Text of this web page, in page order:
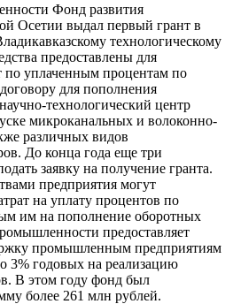
Фонд развития
Осетии выдал первый грант в
технологическому
предоставлены для
по уплаченным процентам по
для пополнения
технологический центр
микроканальных и волоконно-
различных видов
До конца года еще три
заявку на получение гранта.
предприятия могут
на уплату процентов по
им на пополнение оборотных
предоставляет
промышленным предприятиям
3% годовых на реализацию
В этом году фонд был
более 261 млн рублей.